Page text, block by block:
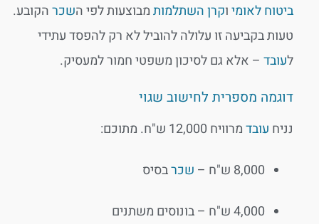
ביטוח לאומיוקרן השתלמותמבוצעות לפי השכרהקובע.
טעות בקביעה זו עלולה להוביל לא רק להפסד עתידי
לעובד– אלא גם לסיכון משפטי חמור למעסיק.
דוגמה מספרית לחישוב שגוי
נניחעובדמרוויח 12,000 ש"ח. מתוכם:
8,000 ש"ח – שכרבסיס
4,000 ש"ח – בונוסים משתנים